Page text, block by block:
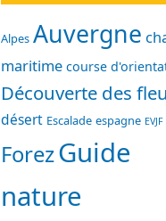
Alpes Auvergne
maritime course
Découverte des
désert Escalade espagne EVJF
ForezGuide
nature